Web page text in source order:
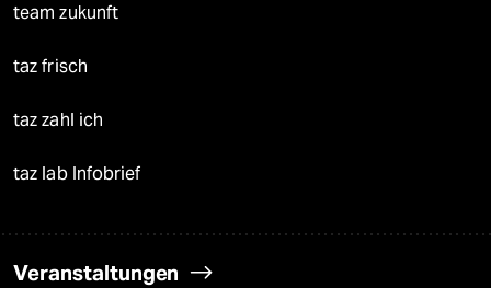
team zukunft
taz frisch
taz zahl ich
taz lab Infobrief
Veranstaltungen